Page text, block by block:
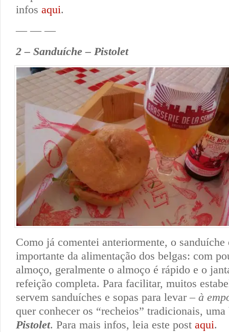
infos aqui.
— — —
2 – Sanduíche – Pistolet
Como já comentei anteriormente, o sanduíche
importante da alimentação dos belgas: com
almoço, geralmente o almoço é rápido e o
refeição completa. Para facilitar, muitos
servem sanduíches e sopas para levar – à
quer conhecer os “recheios” tradicionais, uma
Pistolet. Para mais infos, leia este post aqui.